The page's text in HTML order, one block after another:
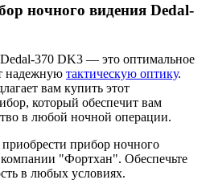
ночного видения Dedal-
370 DK3 — это оптимальное
надежную тактическую оптику.
вам купить этот
который обеспечит вам
в любой ночной операции.
прибор ночного
"Фортхан". Обеспечьте
в любых условиях.